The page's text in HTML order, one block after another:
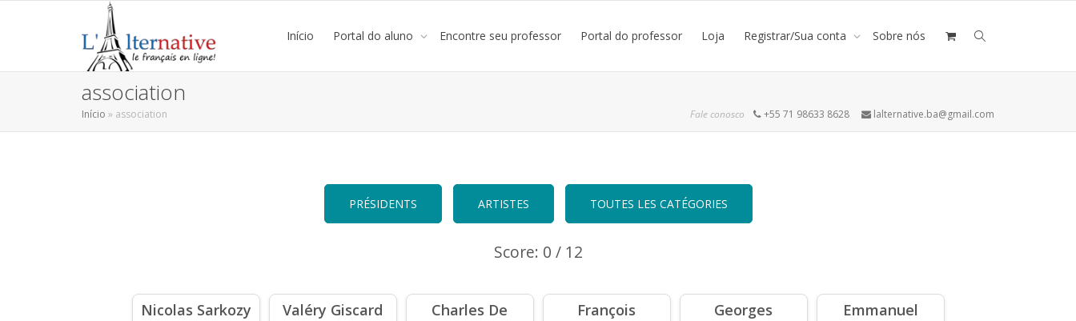
Início Portal do aluno Encontre seu professor Portal do professor Loja Registrar/Sua conta Sobre nós
association
Início » association Fale conosco +55 71 98633 8628 lalternative.ba@gmail.com
PRÉSIDENTS ARTISTES TOUTES LES CATÉGORIES
Score: 0 / 12
Nicolas Sarkozy
Valéry Giscard
Charles De
François
Georges
Emmanuel